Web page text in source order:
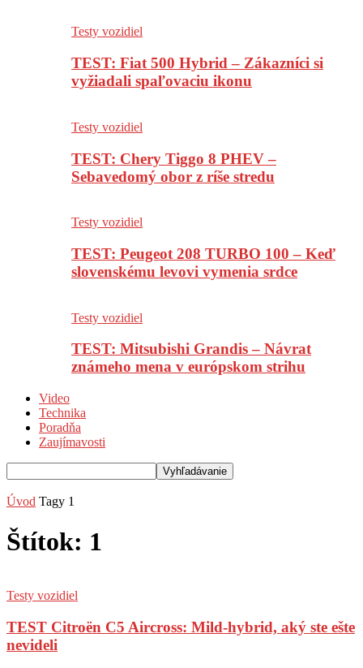
Testy vozidiel
TEST: Fiat 500 Hybrid – Zákazníci si
vyžiadali spaľovaciu ikonu
Testy vozidiel
TEST: Chery Tiggo 8 PHEV –
Sebavedomý obor z ríše stredu
Testy vozidiel
TEST: Peugeot 208 TURBO 100 – Keď
slovenskému levovi vymenia srdce
Testy vozidiel
TEST: Mitsubishi Grandis – Návrat
známeho mena v európskom strihu
Video
Technika
Poradňa
Zaujímavosti
Úvod Tagy 1
Štítok: 1
Testy vozidiel
TEST Citroën C5 Aircross: Mild-hybrid, aký ste ešte
nevideli